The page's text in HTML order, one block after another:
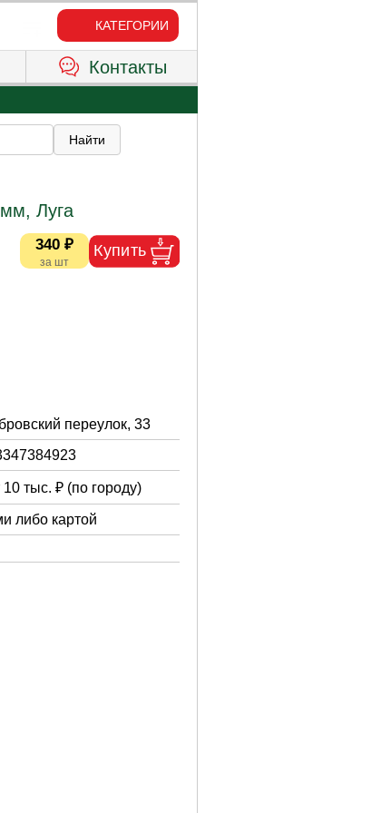
КАТЕГОРИИ
Контакты
Луга
340 ₽
переулок, 33
тыс. ₽ (по городу)
либо картой